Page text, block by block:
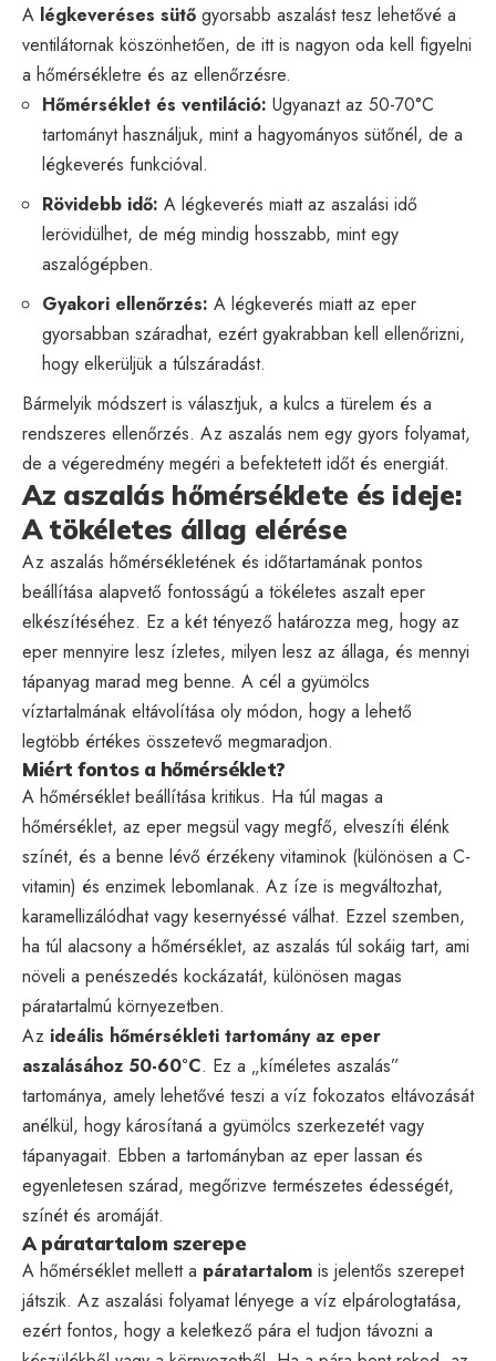
A légkeveréses sütő gyorsabb aszalást tesz lehetővé a
ventilátornak köszönhetően, de itt is nagyon oda kell figyelni
a hőmérsékletre és az ellenőrzésre.
Hőmérséklet és ventiláció: Ugyanazt az 50-70°C
tartományt használjuk, mint a hagyományos sütőnél, de a
légkeverés funkcióval.
Rövidebb idő: A légkeverés miatt az aszalási idő
lerövidülhet, de még mindig hosszabb, mint egy
aszalógépben.
Gyakori ellenőrzés: A légkeverés miatt az eper
gyorsabban száradhat, ezért gyakrabban kell ellenőrizni,
hogy elkerüljük a túlszáradást.
Bármelyik módszert is választjuk, a kulcs a türelem és a
rendszeres ellenőrzés. Az aszalás nem egy gyors folyamat,
de a végeredmény megéri a befektetett időt és energiát.
Az aszalás hőmérséklete és ideje:
A tökéletes állag elérése
Az aszalás hőmérsékletének és időtartamának pontos
beállítása alapvető fontosságú a tökéletes aszalt eper
elkészítéséhez. Ez a két tényező határozza meg, hogy az
eper mennyire lesz ízletes, milyen lesz az állaga, és mennyi
tápanyag marad meg benne. A cél a gyümölcs
víztartalmának eltávolítása oly módon, hogy a lehető
legtöbb értékes összetevő megmaradjon.
Miért fontos a hőmérséklet?
A hőmérséklet beállítása kritikus. Ha túl magas a
hőmérséklet, az eper megsül vagy megfő, elveszíti élénk
színét, és a benne lévő érzékeny vitaminok (különösen a C-
vitamin) és enzimek lebomlanak. Az íze is megváltozhat,
karamellizálódhat vagy kesernyéssé válhat. Ezzel szemben,
ha túl alacsony a hőmérséklet, az aszalás túl sokáig tart, ami
növeli a penészedés kockázatát, különösen magas
páratartalmú környezetben.
Az ideális hőmérsékleti tartomány az eper
aszalásához 50-60°C. Ez a „kíméletes aszalás”
tartománya, amely lehetővé teszi a víz fokozatos eltávozását
anélkül, hogy károsítaná a gyümölcs szerkezetét vagy
tápanyagait. Ebben a tartományban az eper lassan és
egyenletesen szárad, megőrizve természetes édességét,
színét és aromáját.
A páratartalom szerepe
A hőmérséklet mellett a páratartalom is jelentős szerepet
játszik. Az aszalási folyamat lényege a víz elpárologtatása,
ezért fontos, hogy a keletkező pára el tudjon távozni a